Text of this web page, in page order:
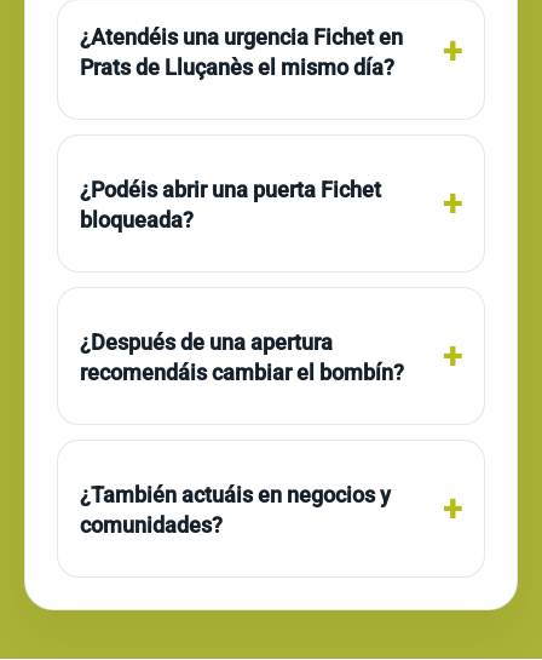
¿Atendéis una urgencia Fichet en
Prats de Lluçanès el mismo día?
¿Podéis abrir una puerta Fichet
bloqueada?
¿Después de una apertura
recomendáis cambiar el bombín?
¿También actuáis en negocios y
comunidades?